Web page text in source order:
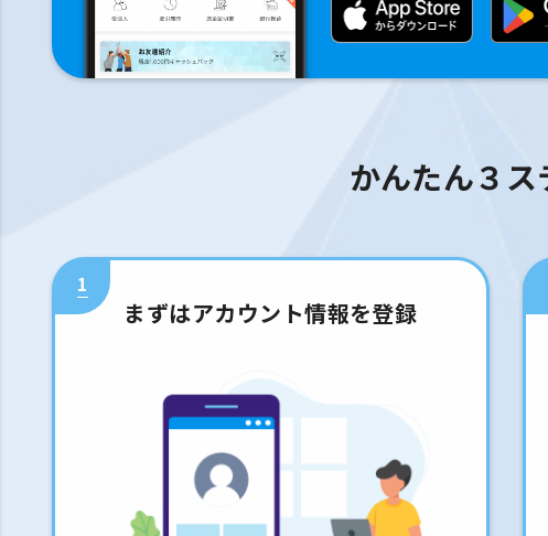
かんたん３
1
まずはアカウント情報を登録